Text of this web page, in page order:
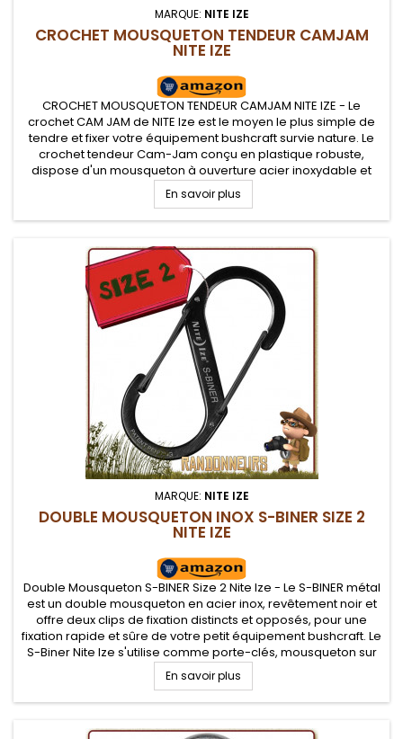
MARQUE: NITE IZE
CROCHET MOUSQUETON TENDEUR CAMJAM
NITE IZE
CROCHET MOUSQUETON TENDEUR CAMJAM NITE IZE - Le
crochet CAM JAM de NITE Ize est le moyen le plus simple de
tendre et fixer votre équipement bushcraft survie nature. Le
crochet tendeur Cam-Jam conçu en plastique robuste,
dispose d'un mousqueton à ouverture acier inoxydable et
came de serrage réglable pour assurer une tension parfaite
au niveau des haubans...
En savoir plus
MARQUE: NITE IZE
DOUBLE MOUSQUETON INOX S-BINER SIZE 2
NITE IZE
Double Mousqueton S-BINER Size 2 Nite Ize - Le S-BINER métal
est un double mousqueton en acier inox, revêtement noir et
offre deux clips de fixation distincts et opposés, pour une
fixation rapide et sûre de votre petit équipement bushcraft. Le
S-Biner Nite Ize s'utilise comme porte-clés, mousqueton sur
sac à dos...
En savoir plus